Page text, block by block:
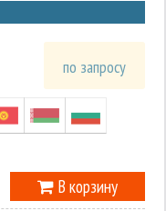
по запросу
В корзину